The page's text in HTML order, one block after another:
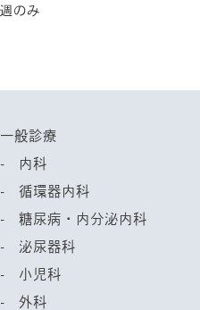
一般診療
- 内科
- 循環器内科
- 糖尿病・内分泌内科
- 泌尿器科
- 小児科
- 外科